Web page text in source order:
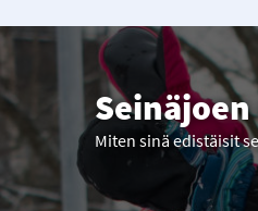
Miten sinä edistäisit